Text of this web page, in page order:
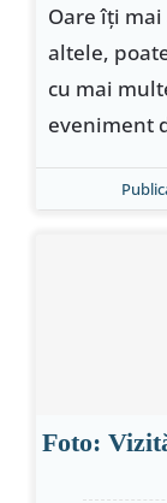
Oare îţi mai
altele,
cu mai
eveniment
Foto: